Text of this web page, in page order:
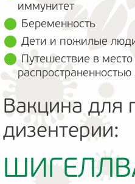
иммунитет
Беременность
Дети и пожилые
Путешествие в
Вакцина для
дизентерии: